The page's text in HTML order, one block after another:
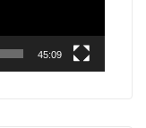
45:09